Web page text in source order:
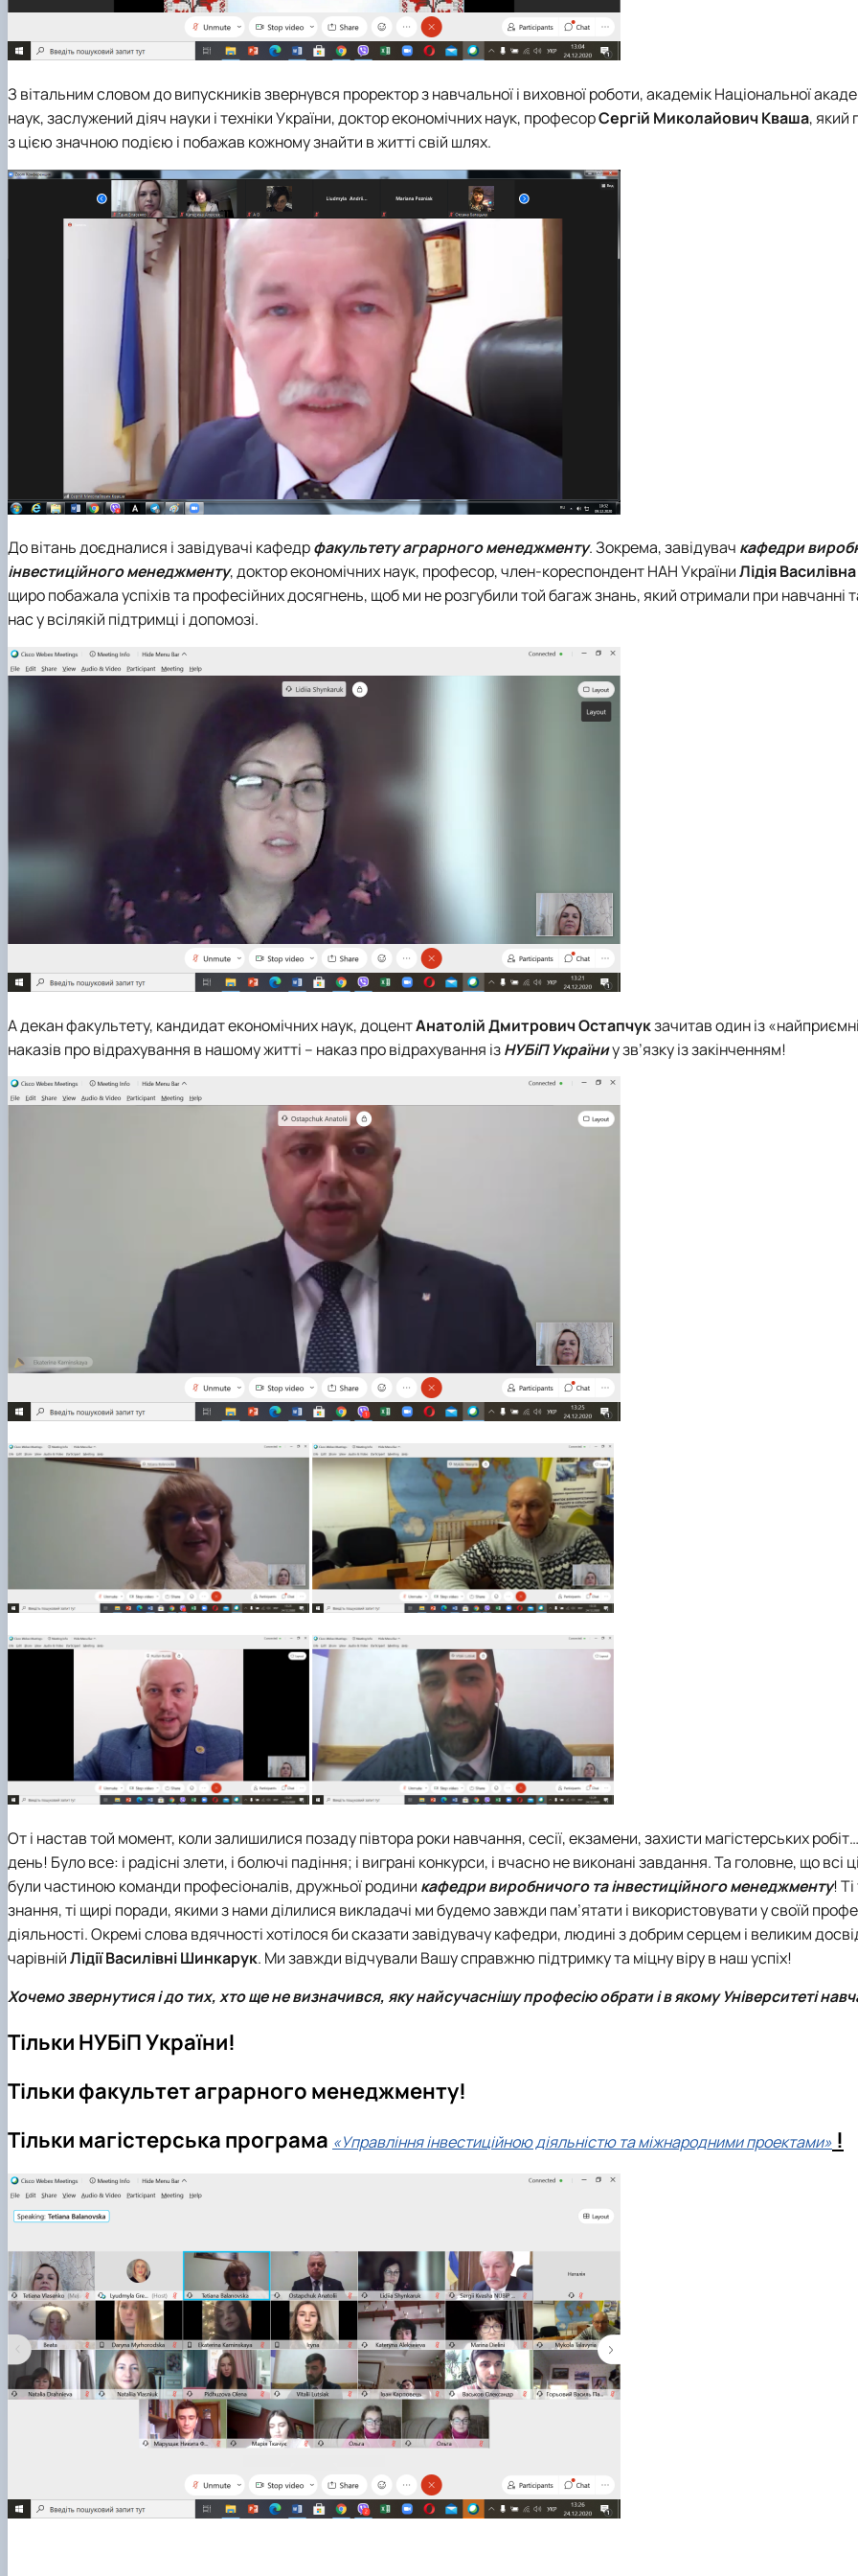
З вітальним словом до випускників звернувся проректор з навчальної і виховної роботи, академік Національної
наук, заслужений діяч науки і техніки України, доктор економічних наук, професорСергій Миколайович Кваша, який
з цією значною подією і побажав кожному знайти в житті свій шлях.
До вітань доєдналися і завідувачі кафедрфакультету аграрного менеджменту. Зокрема, завідувач кафедри
інвестиційного менеджменту, доктор економічних наук, професор, член-кореспондент НАН УкраїниЛідія
щиро побажала успіхів та професійних досягнень, щоб ми не розгубили той багаж знань, який отримали при навчанні
нас у всілякій підтримці і допомозі.
А декан факультету, кандидат економічних наук, доцентАнатолій Дмитрович Остапчукзачитав один із
наказів про відрахування в нашому житті – наказ про відрахування ізНУБіП Україниу зв’язку із закінченням!
От і настав той момент, коли залишилися позаду півтора роки навчання, сесії, екзамени, захисти магістерських
день! Було все: і радісні злети, і болючі падіння; і виграні конкурси, і вчасно не виконані завдання. Та головне, що всі
були частиною команди професіоналів, дружньої родини кафедри виробничого та інвестиційного менеджменту!
знання, ті щирі поради, якими з нами ділилися викладачі ми будемо завжди пам’ятати і використовувати у своїй
діяльності. Окремі слова вдячності хотілося би сказати завідувачу кафедри, людині з добрим серцем і великим
чарівнійЛідії Василівні Шинкарук. Ми завжди відчували Вашу справжню підтримку та міцну віру в наш успіх!
Хочемо звернутися і до тих, хто ще не визначився, яку найсучаснішу професію обрати і в якому Університеті
Тільки НУБіП України!
Тільки факультет аграрного менеджменту!
Тільки магістерська програма «Управління інвестиційною діяльністю та міжнародними проектами» !